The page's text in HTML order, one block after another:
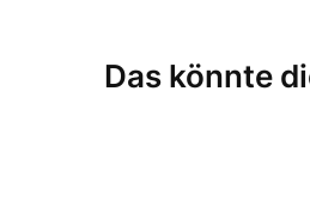
Das könnte